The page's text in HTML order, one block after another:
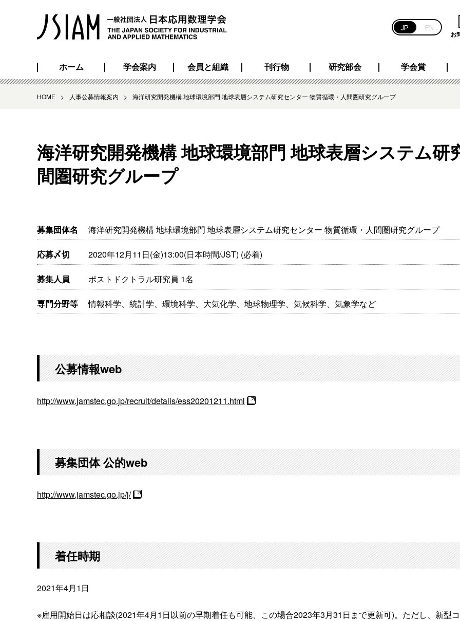
JP EN
お
ホーム 学会案内 会員と組織 刊行物 研究部会 学会賞
HOME > 人事公募情報案内 > 海洋研究開発機構 地球環境部門 地球表層システム研究センター 物質循環・人間圏研究グループ
海洋研究開発機構 地球環境部門 地球表層システム研
間圏研究グループ
募集団体名 海洋研究開発機構 地球環境部門 地球表層システム研究センター 物質循環・人間圏研究グループ
応募〆切 2020年12月11日(金)13:00(日本時間/JST) (必着)
募集人員 ポストドクトラル研究員 1名
専門分野等 情報科学、統計学、環境科学、大気化学、地球物理学、気候科学、気象学など
公募情報web
http://www.jamstec.go.jp/recruit/details/ess20201211.html
募集団体 公的web
http://www.jamstec.go.jp/j/
着任時期
2021年4月1日
※雇用開始日は応相談(2021年4月1日以前の早期着任も可能、この場合2023年3月31日まで更新可)。ただし、新型